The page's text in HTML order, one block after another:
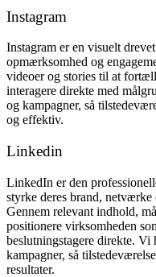
Instagram
Instagram er en visuelt
opmærksomhed og
videoer og stories til at
interagere direkte med
og kampagner, så
og effektiv.
Linkedin
LinkedIn er den
styrke deres brand,
Gennem relevant indhold,
positionere virksomheden
beslutningstagere direkte.
kampagner, så
resultater.